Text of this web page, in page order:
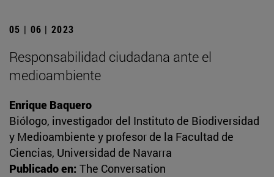
05 | 06 | 2023
Responsabilidad ciudadana ante el
medioambiente
Enrique Baquero
Biólogo, investigador del Instituto de Biodiversidad
y Medioambiente y profesor de la Facultad de
Ciencias, Universidad de Navarra
Publicado en: The Conversation